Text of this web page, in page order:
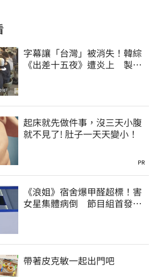
字幕讓「台灣」被消失！韓綜
《出差十五夜》遭炎上 製作
起床就先做件事，沒三天小腹
就不見了! 肚子一天天變小！
PR
《浪姐》宿舍爆甲醛超標！害
女星集體病倒 節目組首發聲
帶著皮克敏一起出門吧